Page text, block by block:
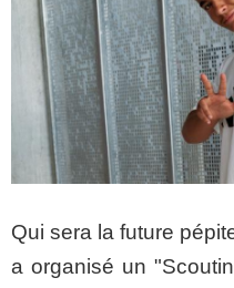
Qui sera la future
a organisé un